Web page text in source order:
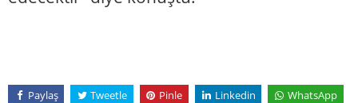
Paylaş Tweetle Pinle Linkedin WhatsApp